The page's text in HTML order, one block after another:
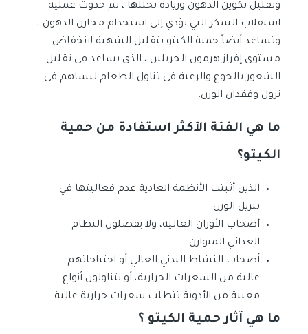
وتقليل تكوين الدهون وزيادة تحللها ، ثم حدوث عملية
استقلاب السكر التي تؤدي إلى استخدام مخازن الدهون ،
وتساعد أيضاً حمية الكيتو بتقليل الشهية لانخفاض
مستوى إفراز هرمون الجريلين ، الذي يساعد في تقليل
الشعور بالجوع والرغبة في تناول الطعام ليساهم في
نزول وفقدان الوزن.
ما هي الفئة الأكثر استفادة من حمية
الكيتو؟
الذين أثبتت الأنظمة العادية عدم فعاليتها في
تنزيل الوزن.
أصحاب الأوزان العالية، ولا يفضلون النظام
الغذائي المتوازن.
أصحاب النشاط البدني العالي أو احتياجاتهم
عالية من السعرات الحرارية، أو يتناولون أنواع
معينة من الأدوية تتطلب سعرات حرارية عالية.
ما هي آثار حمية الكيتو ؟